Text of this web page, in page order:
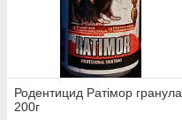
Родентицид Ратімор гранула
200г